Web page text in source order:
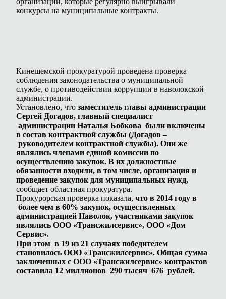
конкурсы на муниципальные контракты.
Кинешемской прокуратурой проведена проверка
соблюдения законодательства о муниципальной
службе, о противодействии коррупции в наволокской
администрации.
Установлено, что заместитель главы администрации
Сергей Догадов, главный специалист
администрации Наталья Бобкова были включены
в состав контрактной службы (Догадов –
руководителем контрактной службы). Они же
являлись членами единой комиссии по
осуществлению закупок. В их должностные
обязанности входили, в том числе, организация и
проведение закупок для муниципальных нужд,
сообщает областная прокуратура.
Прокурорская проверка показала, что в 2014 году в
более чем в 60% закупок, осуществленных
администрацией Наволок, участниками закупок
являлись ООО «Трансжилсервис», ООО «Дом
Сервис».
При этом в 19 из 21 случаях победителем
становилось ООО «Трансжилсервис». Общая сумма
заключенных с ООО «Трансжилсервис» контрактов
составила 12 миллионов 290 тысяч 676 рублей.